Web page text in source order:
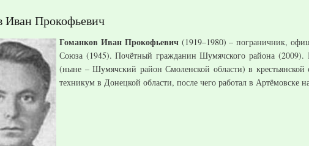
Иван Прокофьевич
Гоманков Иван Прокофьевич(1919–1980) – пограничник,
Союза (1945). Почётный гражданин Шумячского района (2009).
(ныне – Шумячский район Смоленской области) в
техникум в Донецкой области, после чего работал в Артёмовске